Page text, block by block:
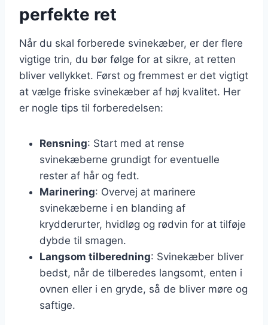
perfekte ret
Når du skal forberede svinekæber, er der flere
vigtige trin, du bør følge for at sikre, at retten
bliver vellykket. Først og fremmest er det vigtigt
at vælge friske svinekæber af høj kvalitet. Her
er nogle tips til forberedelsen:
Rensning: Start med at rense
svinekæberne grundigt for eventuelle
rester af hår og fedt.
Marinering: Overvej at marinere
svinekæberne i en blanding af
krydderurter, hvidløg og rødvin for at tilføje
dybde til smagen.
Langsom tilberedning: Svinekæber bliver
bedst, når de tilberedes langsomt, enten i
ovnen eller i en gryde, så de bliver møre og
saftige.